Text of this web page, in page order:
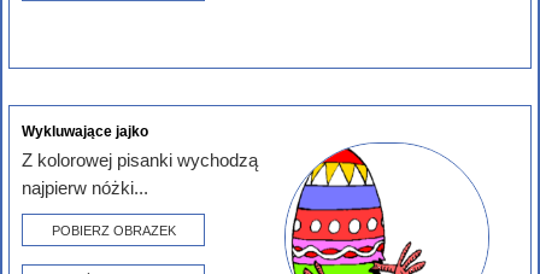
Wykluwające jajko
Z kolorowej pisanki wychodzą
najpierw nóżki...
POBIERZ OBRAZEK